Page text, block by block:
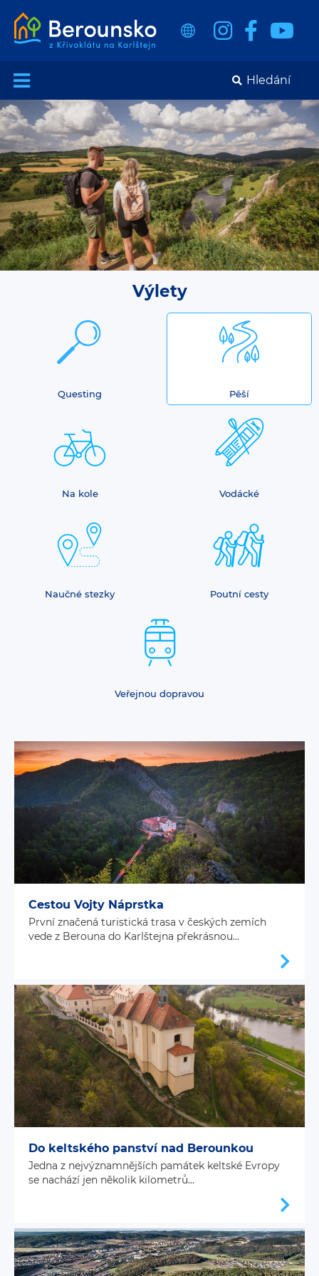
Výlety
Questing Pěší
Na kole Vodácké
Naučné stezky Poutní cesty
Veřejnou dopravou
Cestou Vojty Náprstka
První značená turistická trasa v českých zemích
vede z Berouna do Karlštejna překrásnou...
Do keltského panství nad Berounkou
Jedna z nejvýznamnějších památek keltské Evropy
se nachází jen několik kilometrů...